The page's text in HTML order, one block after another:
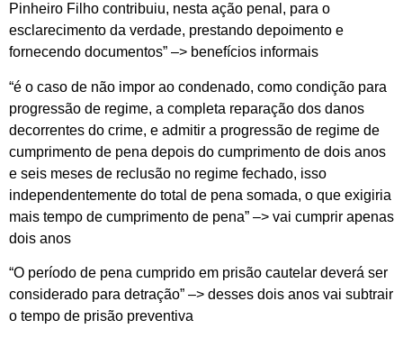
Pinheiro Filho contribuiu, nesta ação penal, para o
esclarecimento da verdade, prestando depoimento e
fornecendo documentos” –> benefícios informais
“é o caso de não impor ao condenado, como condição para
progressão de regime, a completa reparação dos danos
decorrentes do crime, e admitir a progressão de regime de
cumprimento de pena depois do cumprimento de dois anos
e seis meses de reclusão no regime fechado, isso
independentemente do total de pena somada, o que exigiria
mais tempo de cumprimento de pena” –> vai cumprir apenas
dois anos
“O período de pena cumprido em prisão cautelar deverá ser
considerado para detração” –> desses dois anos vai subtrair
o tempo de prisão preventiva